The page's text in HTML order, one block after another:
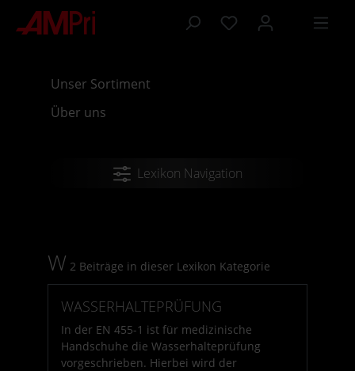
springen
Unser Sortiment
Über uns
Lexikon Navigation
W 2 Beiträge in dieser Lexikon Kategorie
WASSERHALTEPRÜFUNG
In der EN 455-1 ist für medizinische
Handschuhe die Wasserhalteprüfung
vorgeschrieben. Hierbei wird der